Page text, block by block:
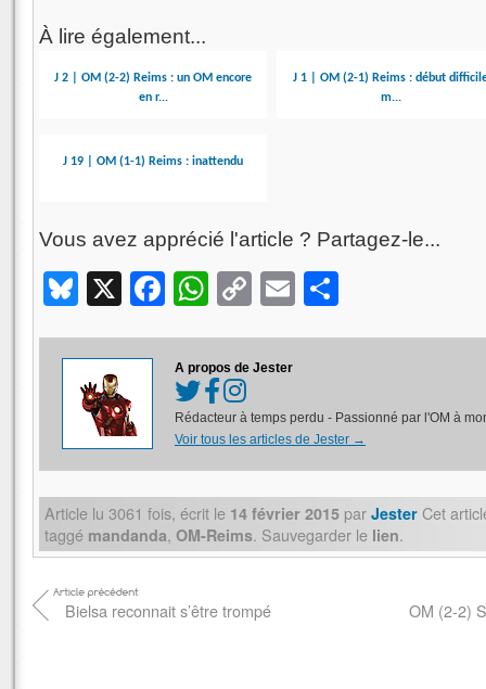
À lire également...
J 2 | OM (2-2) Reims : un OM encore
en r...
J 1 | OM (2-1) Reims : début
m...
J 19 | OM (1-1) Reims : inattendu
Vous avez apprécié l'article ? Partagez-le...
Bluesky
X Facebook
WhatsApp
CopyEmail
A propos de Jester
Rédacteur à temps perdu - Passionné par l'OM à
Voir tous les articles de Jester →
Article lu 3061 fois, écrit le 14 février 2015 par Jester Cet
taggé mandanda, OM-Reims. Sauvegarder le lien.
Bielsa reconnait s’être trompé OM (2-2)